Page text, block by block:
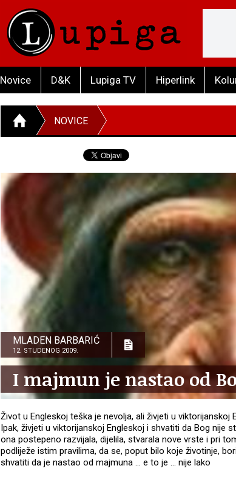
Novice D&K Lupiga TV Hiperlink
NOVICE
MLADEN BARBARIĆ
12. STUDENOG 2009.
I majmun je nastao od
Život u Engleskoj teška je nevolja, ali živjeti u viktorijanskoj
Ipak, živjeti u viktorijanskoj Engleskoj i shvatiti da Bog nije
ona postepeno razvijala, dijelila, stvarala nove vrste i pri
podliježe istim pravilima, da se, poput bilo koje životinje,
shvatiti da je nastao od majmuna ... e to je ... nije lako